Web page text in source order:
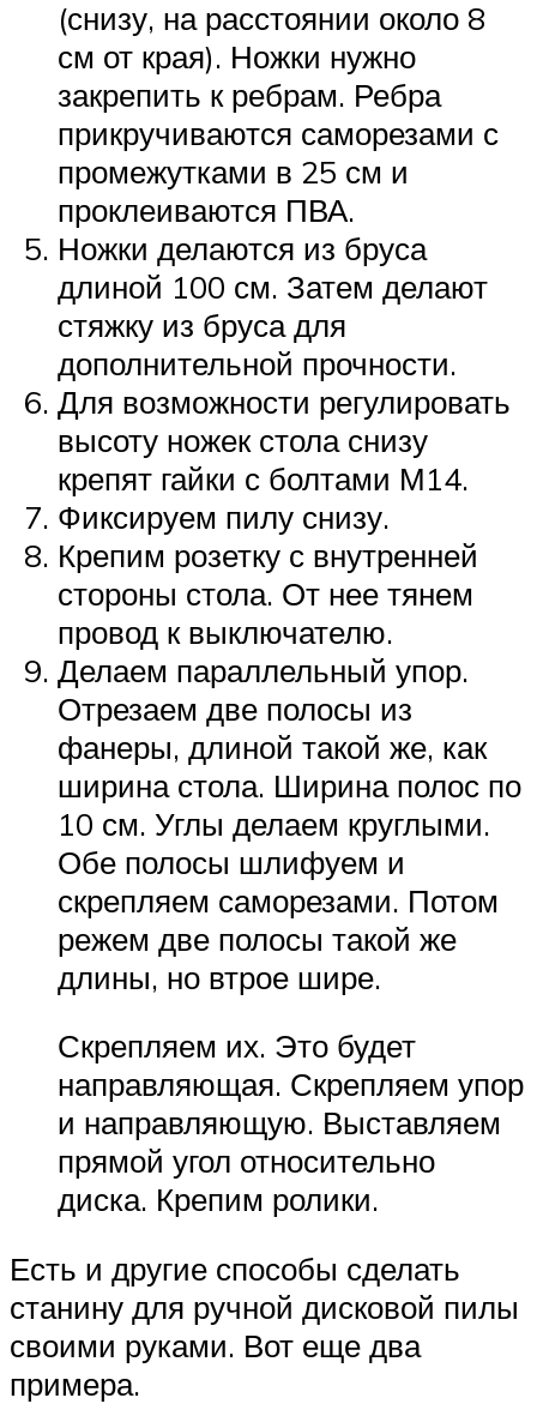
(снизу, на расстоянии около 8
см от края). Ножки нужно
закрепить к ребрам. Ребра
прикручиваются саморезами с
промежутками в 25 см и
проклеиваются ПВА.
Ножки делаются из бруса
длиной 100 см. Затем делают
стяжку из бруса для
дополнительной прочности.
Для возможности регулировать
высоту ножек стола снизу
крепят гайки с болтами М14.
Фиксируем пилу снизу.
Крепим розетку с внутренней
стороны стола. От нее тянем
провод к выключателю.
Делаем параллельный упор.
Отрезаем две полосы из
фанеры, длиной такой же, как
ширина стола. Ширина полос по
10 см. Углы делаем круглыми.
Обе полосы шлифуем и
скрепляем саморезами. Потом
режем две полосы такой же
длины, но втрое шире.
Скрепляем их. Это будет
направляющая. Скрепляем упор
и направляющую. Выставляем
прямой угол относительно
диска. Крепим ролики.
Есть и другие способы сделать
станину для ручной дисковой пилы
своими руками. Вот еще два
примера.